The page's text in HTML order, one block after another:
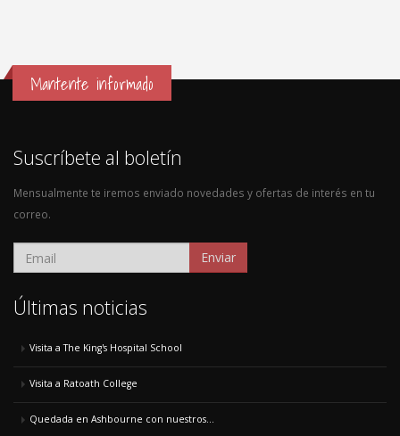
Mantente informado
Suscríbete al boletín
Mensualmente te iremos enviado novedades y ofertas de interés en tu
correo.
Enviar
Últimas noticias
Visita a The King's Hospital School
Visita a Ratoath College
Quedada en Ashbourne con nuestros...